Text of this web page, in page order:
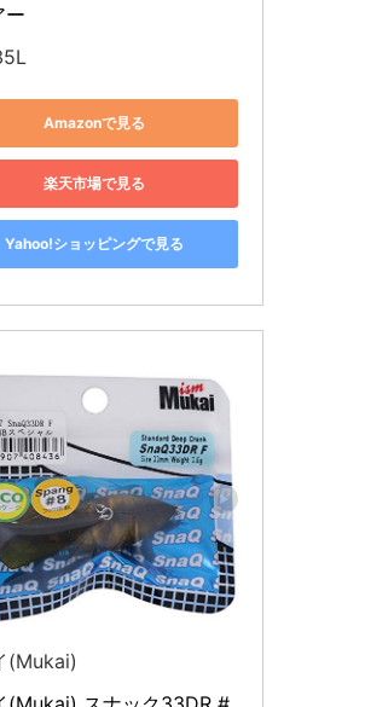
ー
Amazonで見る
楽天市場で見る
Yahoo!ショッピングで見る
(Mukai)